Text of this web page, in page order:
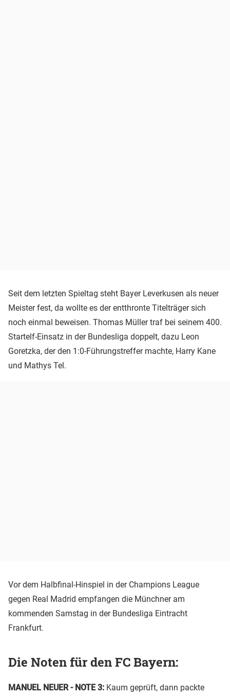
Seit dem letzten Spieltag steht Bayer Leverkusen als neuer
Meister fest, da wollte es der entthronte Titelträger sich
noch einmal beweisen. Thomas Müller traf bei seinem 400.
Startelf-Einsatz in der Bundesliga doppelt, dazu Leon
Goretzka, der den 1:0-Führungstreffer machte, Harry Kane
und Mathys Tel.
Vor dem Halbfinal-Hinspiel in der Champions League
gegen Real Madrid empfangen die Münchner am
kommenden Samstag in der Bundesliga Eintracht
Frankfurt.
Die Noten für den FC Bayern:
MANUEL NEUER - NOTE 3: Kaum geprüft, dann packte